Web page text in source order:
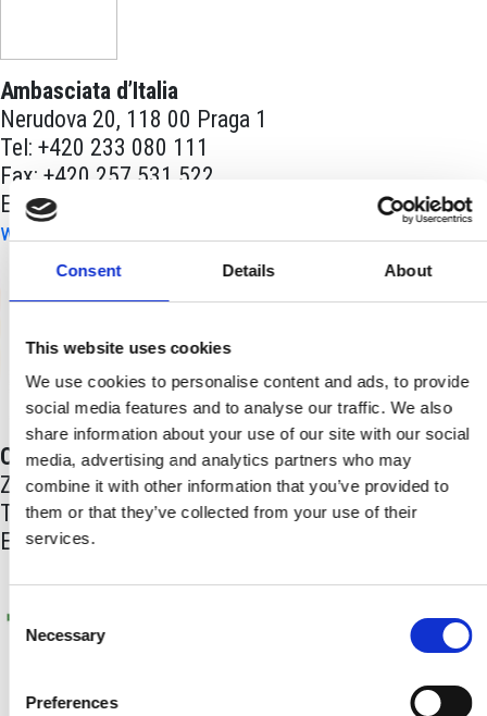
Consent Details About
This website uses cookies
We use cookies to personalise content and ads, to provide
social media features and to analyse our traffic. We also
share information about your use of our site with our social
media, advertising and analytics partners who may
combine it with other information that you’ve provided to
them or that they’ve collected from your use of their
services.
Consent
Selection
Necessary
Preferences
Ambasciata d’Italia
Nerudova 20, 118 00 Praga 1
Tel: +420 233 080 111
Fax: +420 257 531 522
Email:
www.ambpraga.esteri.it
Consolato onorario d’Italia a Brno
Zelný trh 331/13, 602 00 Brno
Tel: +420 548 136 340
Email:info@consolatobrno.cz